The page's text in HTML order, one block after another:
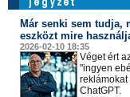
Már senki sem tudja,
eszközt mire
2026-02-10 18:35
Véget ért
"ingyen
reklámokat
ChatGPT.